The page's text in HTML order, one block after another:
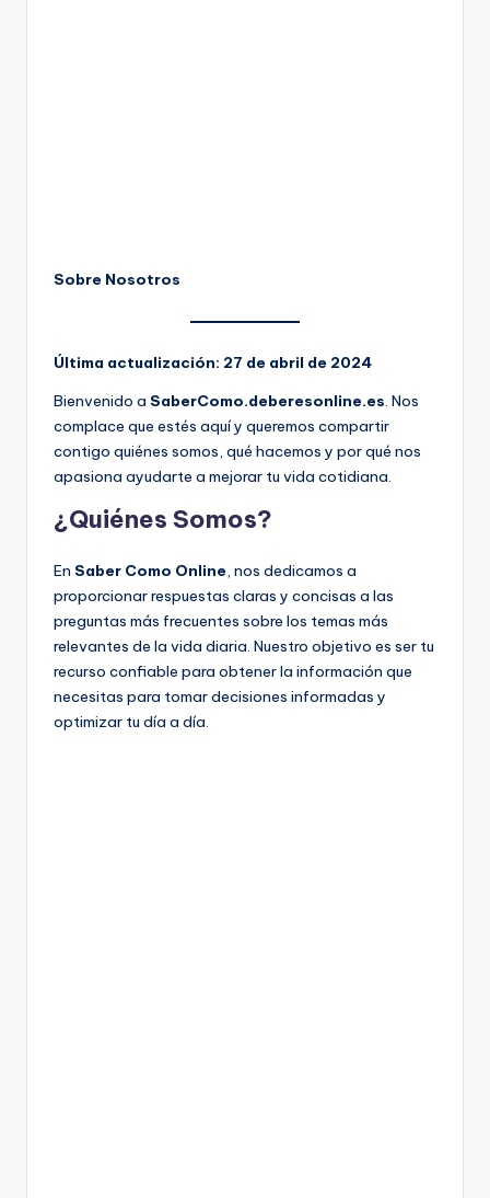
Sobre Nosotros
Última actualización: 27 de abril de 2024
Bienvenido a SaberComo.deberesonline.es. Nos
complace que estés aquí y queremos compartir
contigo quiénes somos, qué hacemos y por qué nos
apasiona ayudarte a mejorar tu vida cotidiana.
¿Quiénes Somos?
En Saber Como Online, nos dedicamos a
proporcionar respuestas claras y concisas a las
preguntas más frecuentes sobre los temas más
relevantes de la vida diaria. Nuestro objetivo es ser tu
recurso confiable para obtener la información que
necesitas para tomar decisiones informadas y
optimizar tu día a día.